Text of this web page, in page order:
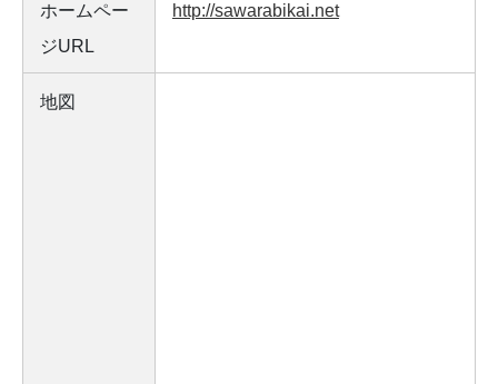
ホームペー
ジURL
http://sawarabikai.net
地図